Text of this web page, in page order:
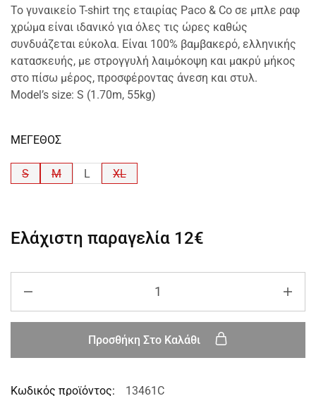
Το γυναικείο T-shirt της εταιρίας Paco & Co σε μπλε ραφ
χρώμα είναι ιδανικό για όλες τις ώρες καθώς
συνδυάζεται εύκολα. Είναι 100% βαμβακερό, ελληνικής
κατασκευής, με στρογγυλή λαιμόκοψη και μακρύ μήκος
στο πίσω μέρος, προσφέροντας άνεση και στυλ.
Model’s size: S (1.70m, 55kg)
ΜΕΓΕΘΟΣ
S M L XL
Ελάχιστη παραγελία 12€
Προσθήκη Στο Καλάθι
Κωδικός προϊόντος: 13461C